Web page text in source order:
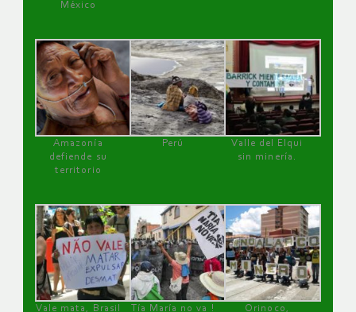
México
Amazonía
defiende su
territorio
Perú
Valle del Elqui
sin minería.
Vale mata, Brasil Tía María no va ! Orinoco,